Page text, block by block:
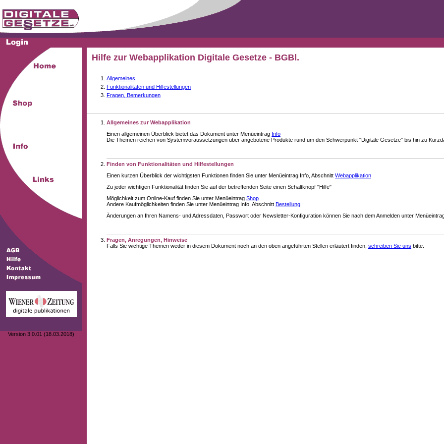
Version 3.0.01 (18.03.2018)
Hilfe zur Webapplikation Digitale Gesetze - BGBl.
Allgemeines
Funktionalitäten und Hilfestellungen
Fragen, Bemerkungen
Allgemeines zur Webapplikation
Einen allgemeinen Überblick bietet das Dokument unter Menüeintrag Info
Die Themen reichen von Systemvoraussetzungen über angebotene Produkte rund um den Schwerpunkt "Digitale Gesetze" bis hin zu
Finden von Funktionalitäten und Hilfestellungen
Einen kurzen Überblick der wichtigsten Funktionen finden Sie unter Menüeintrag Info, Abschnitt Webapplikation
Zu jeder wichtigen Funktionalität finden Sie auf der betreffenden Seite einen Schaltknopf "Hilfe"
Möglichkeit zum Online-Kauf finden Sie unter Menüeintrag Shop
Andere Kaufmöglichkeiten finden Sie unter Menüeintrag Info, Abschnitt Bestellung
Änderungen an Ihren Namens- und Adressdaten, Passwort oder Newsletter-Konfiguration können Sie nach dem Anmelden unter
Fragen, Anregungen, Hinweise
Falls Sie wichtige Themen weder in diesem Dokument noch an den oben angeführten Stellen erläutert finden, schreiben Sie uns bitte.